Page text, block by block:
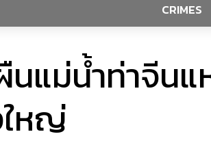
CRIMES
นแม่น้ำท่าจีน
หญ่